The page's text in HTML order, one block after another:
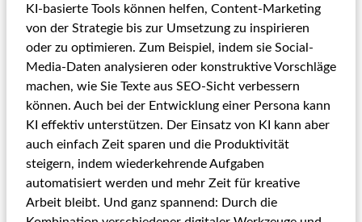
KI-basierte Tools können helfen, Content-Marketing
von der Strategie bis zur Umsetzung zu inspirieren
oder zu optimieren. Zum Beispiel, indem sie Social-
Media-Daten analysieren oder konstruktive Vorschläge
machen, wie Sie Texte aus SEO-Sicht verbessern
können. Auch bei der Entwicklung einer Persona kann
KI effektiv unterstützen. Der Einsatz von KI kann aber
auch einfach Zeit sparen und die Produktivität
steigern, indem wiederkehrende Aufgaben
automatisiert werden und mehr Zeit für kreative
Arbeit bleibt. Und ganz spannend: Durch die